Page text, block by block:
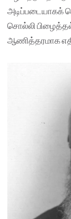
அடிப்படையாகக்
சொல்லி
ஆணித்தரமாக